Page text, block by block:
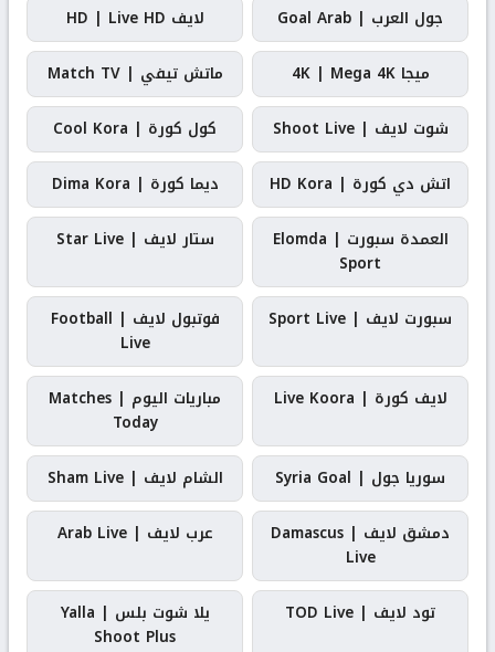
جول العرب | Goal Arab
لايف HD | Live HD
ميجا 4K | Mega 4K
ماتش تيفي | Match TV
شوت لايف | Shoot Live
كول كورة | Cool Kora
اتش دي كورة | HD Kora
ديما كورة | Dima Kora
العمدة سبورت | Elomda
Sport
ستار لايف | Star Live
سبورت لايف | Sport Live
فوتبول لايف | Football
Live
لايف كورة | Live Koora
مباريات اليوم | Matches
Today
سوريا جول | Syria Goal
الشام لايف | Sham Live
دمشق لايف | Damascus
Live
عرب لايف | Arab Live
تود لايف | TOD Live
يلا شوت بلس | Yalla
Shoot Plus